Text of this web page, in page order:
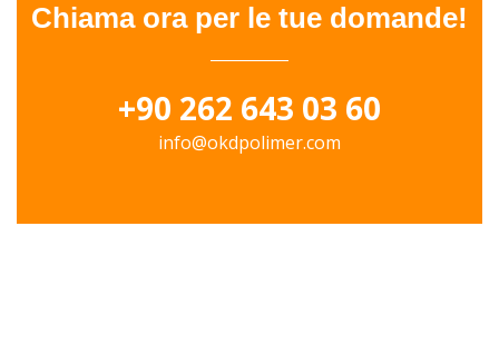
Chiama ora per le tue domande!
+90 262 643 03 60
info@okdpolimer.com